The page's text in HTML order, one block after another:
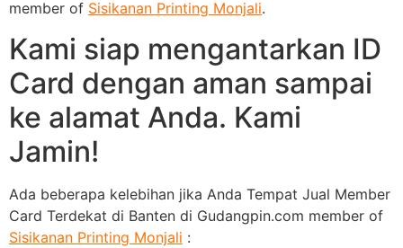
member of Sisikanan Printing Monjali.
Kami siap mengantarkan ID
Card dengan aman sampai
ke alamat Anda. Kami
Jamin!
Ada beberapa kelebihan jika Anda Tempat Jual Member
Card Terdekat di Banten di Gudangpin.com member of
Sisikanan Printing Monjali :